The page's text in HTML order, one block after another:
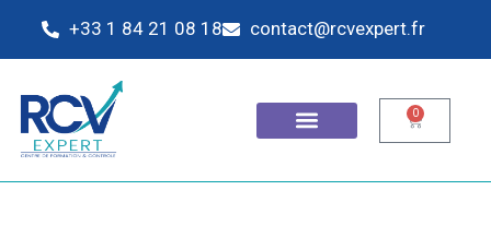
+33 1 84 21 08 18 contact@rcvexpert.fr
0